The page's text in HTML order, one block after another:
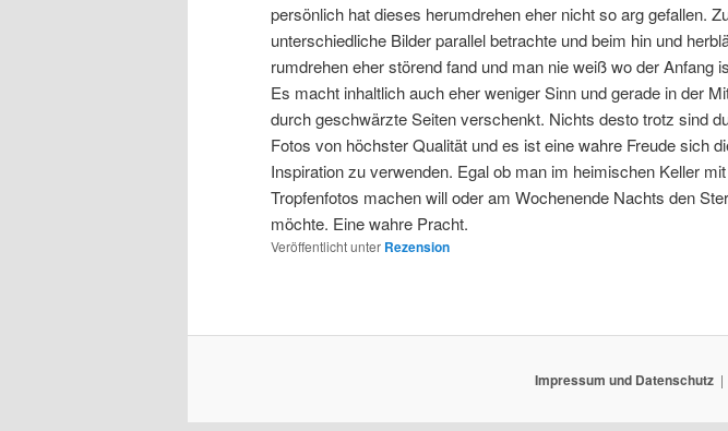
persönlich hat dieses herumdrehen eher nicht so arg gefallen.
unterschiedliche Bilder parallel betrachte und beim hin und
rumdrehen eher störend fand und man nie weiß wo der Anfang
Es macht inhaltlich auch eher weniger Sinn und gerade in der
durch geschwärzte Seiten verschenkt. Nichts desto trotz sind
Fotos von höchster Qualität und es ist eine wahre Freude sich
Inspiration zu verwenden. Egal ob man im heimischen Keller
Tropfenfotos machen will oder am Wochenende Nachts den
möchte. Eine wahre Pracht.
Veröffentlicht unter Rezension
Impressum und Datenschutz